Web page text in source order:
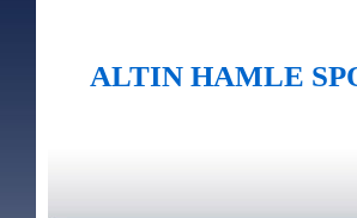
ALTIN HAMLE